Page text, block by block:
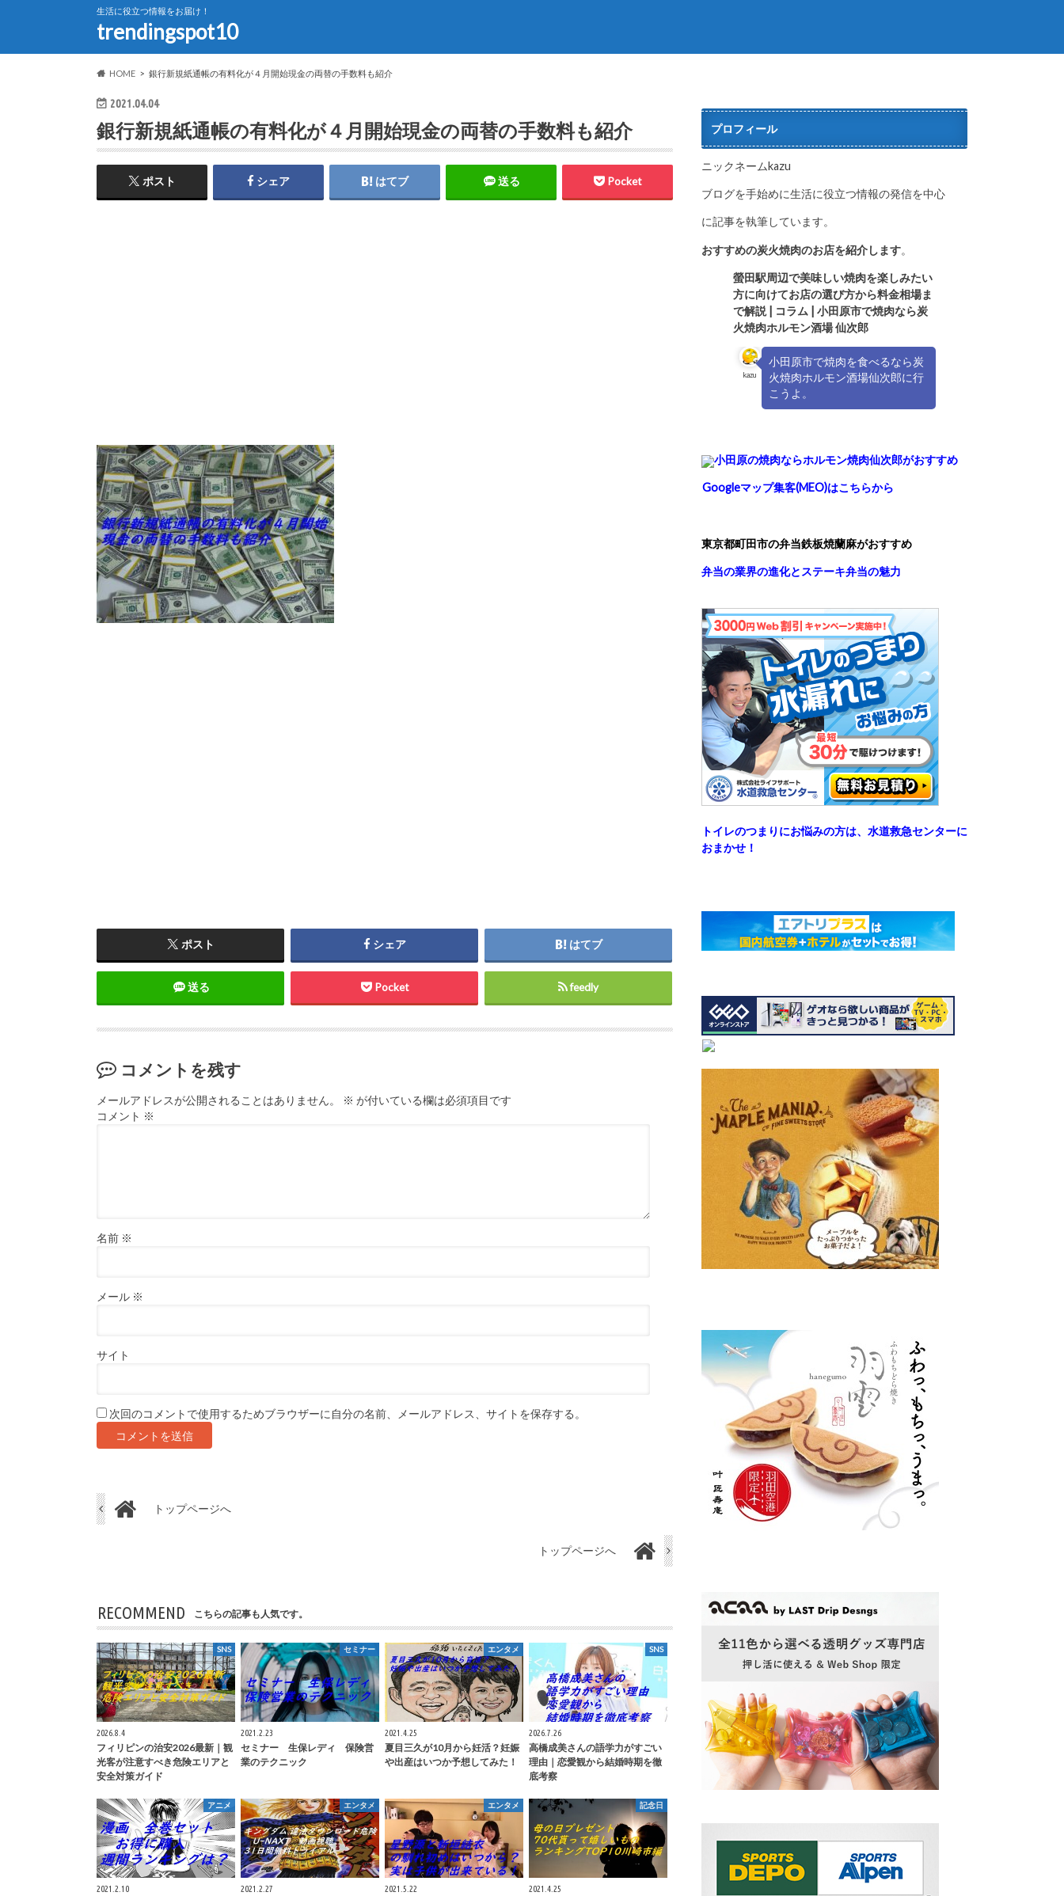
生活に役立つ情報をお届け！
trendingspot10
HOME 銀行新規紙通帳の有料化が４月開始現金の両替の手数料も紹介
2021.04.04
銀行新規紙通帳の有料化が４月開始現金の両替の手数料も紹介
ポスト シェア はてブ 送る Pocket
ポスト シェア はてブ
送る Pocket feedly
コメントを残す
メールアドレスが公開されることはありません。 ※ が付いている欄は必須項目です
コメント ※
名前 ※
メール ※
サイト
次回のコメントで使用するためブラウザーに自分の名前、メールアドレス、サイトを保存する。
トップページへ
トップページへ
RECOMMEND こちらの記事も人気です。
SNS
2026.8.4
フィリピンの治安2026最新｜観
光客が注意すべき危険エリアと
安全対策ガイド
セミナー
2021.2.23
セミナー 生保レディ 保険営
業のテクニック
エンタメ
2021.4.25
夏目三久が10月から妊活？妊娠
や出産はいつか予想してみた！
SNS
2026.7.26
高橋成美さんの語学力がすごい
理由｜恋愛観から結婚時期を徹
底考察
アニメ
2021.2.10
エンタメ
2021.2.27
エンタメ
2021.5.22
記念日
2021.4.25
プロフィール
ニックネームkazu
ブログを手始めに生活に役立つ情報の発信を中心
に記事を執筆しています。
おすすめの炭火焼肉のお店を紹介します。
螢田駅周辺で美味しい焼肉を楽しみたい
方に向けてお店の選び方から料金相場ま
で解説 | コラム | 小田原市で焼肉なら炭
火焼肉ホルモン酒場 仙次郎
kazu
小田原市で焼肉を食べるなら炭
火焼肉ホルモン酒場仙次郎に行
こうよ。
小田原の焼肉ならホルモン焼肉仙次郎がおすすめ
Googleマップ集客(MEO)はこちらから
東京都町田市の弁当鉄板焼蘭麻がおすすめ
弁当の業界の進化とステーキ弁当の魅力
トイレのつまりにお悩みの方は、水道救急センターに
おまかせ！